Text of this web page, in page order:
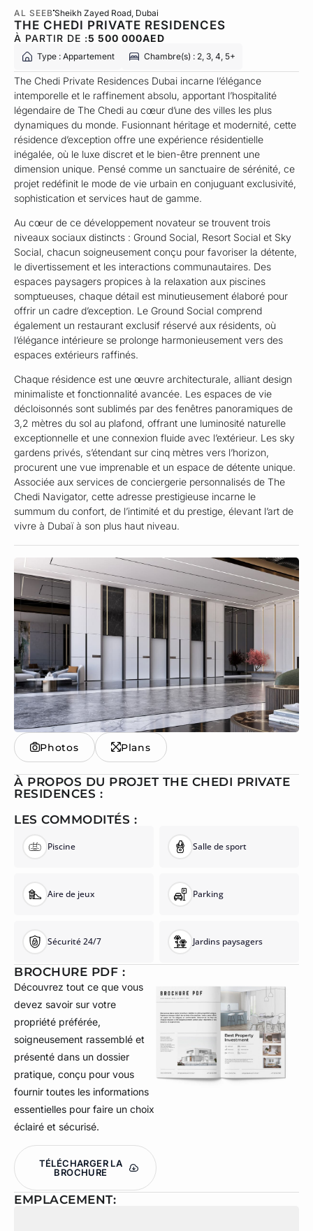
AL SEEB Sheikh Zayed Road , Dubai
THE CHEDI PRIVATE RESIDENCES
À PARTIR DE :5 500 000AED
Type : Appartement Chambre(s) : 2, 3, 4, 5+
The Chedi Private Residences Dubai incarne l’élégance
intemporelle et le raffinement absolu, apportant l’hospitalité
légendaire de The Chedi au cœur d’une des villes les plus
dynamiques du monde. Fusionnant héritage et modernité, cette
résidence d’exception offre une expérience résidentielle
inégalée, où le luxe discret et le bien-être prennent une
dimension unique. Pensé comme un sanctuaire de sérénité, ce
projet redéfinit le mode de vie urbain en conjuguant exclusivité,
sophistication et services haut de gamme.
Au cœur de ce développement novateur se trouvent trois
niveaux sociaux distincts : Ground Social, Resort Social et Sky
Social, chacun soigneusement conçu pour favoriser la détente,
le divertissement et les interactions communautaires. Des
espaces paysagers propices à la relaxation aux piscines
somptueuses, chaque détail est minutieusement élaboré pour
offrir un cadre d’exception. Le Ground Social comprend
également un restaurant exclusif réservé aux résidents, où
l’élégance intérieure se prolonge harmonieusement vers des
espaces extérieurs raffinés.
Chaque résidence est une œuvre architecturale, alliant design
minimaliste et fonctionnalité avancée. Les espaces de vie
décloisonnés sont sublimés par des fenêtres panoramiques de
3,2 mètres du sol au plafond, offrant une luminosité naturelle
exceptionnelle et une connexion fluide avec l’extérieur. Les sky
gardens privés, s’étendant sur cinq mètres vers l’horizon,
procurent une vue imprenable et un espace de détente unique.
Associée aux services de conciergerie personnalisés de The
Chedi Navigator, cette adresse prestigieuse incarne le
summum du confort, de l’intimité et du prestige, élevant l’art de
vivre à Dubaï à son plus haut niveau.
Photos Plans
À PROPOS DU PROJET THE CHEDI PRIVATE
RESIDENCES :
LES COMMODITÉS :
Piscine Salle de sport
Aire de jeux Parking
Sécurité 24/7 Jardins paysagers
BROCHURE PDF :
Découvrez tout ce que vous
devez savoir sur votre
propriété préférée,
soigneusement rassemblé et
présenté dans un dossier
pratique, conçu pour vous
fournir toutes les informations
essentielles pour faire un choix
éclairé et sécurisé.
TÉLÉCHARGER LA
BROCHURE
EMPLACEMENT: